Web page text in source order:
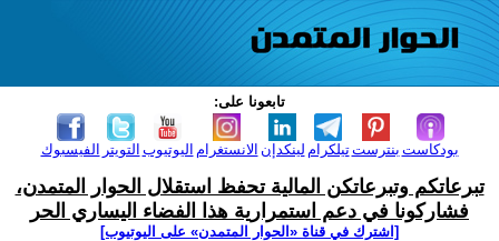
تابعونا على:
الفيسبوك التويتر اليوتيوب الانستغرام لينكدإن تيلكرامبنترست بودكاست
تبرعاتكم وتبرعاتكن المالية تحفظ استقلال الحوار المتمدن،
فشاركونا في دعم استمرارية هذا الفضاء اليساري الحر
[اشترك في قناة ‫«الحوار المتمدن» على اليوتيوب]